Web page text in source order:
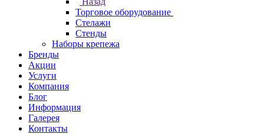
Торговое оборудование
Стелажи
Стенды
Наборы крепежа
Бренды
Акции
Услуги
Компания
Блог
Информация
Галерея
Контакты